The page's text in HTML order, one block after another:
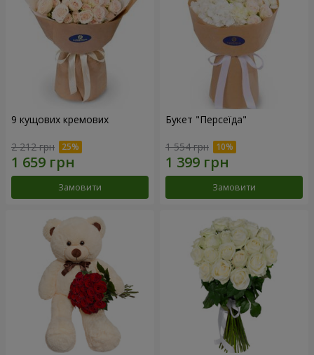
9 кущових кремових
2 212 грн
Замовити
Букет "Персеїда"
1 554 грн
Замовити